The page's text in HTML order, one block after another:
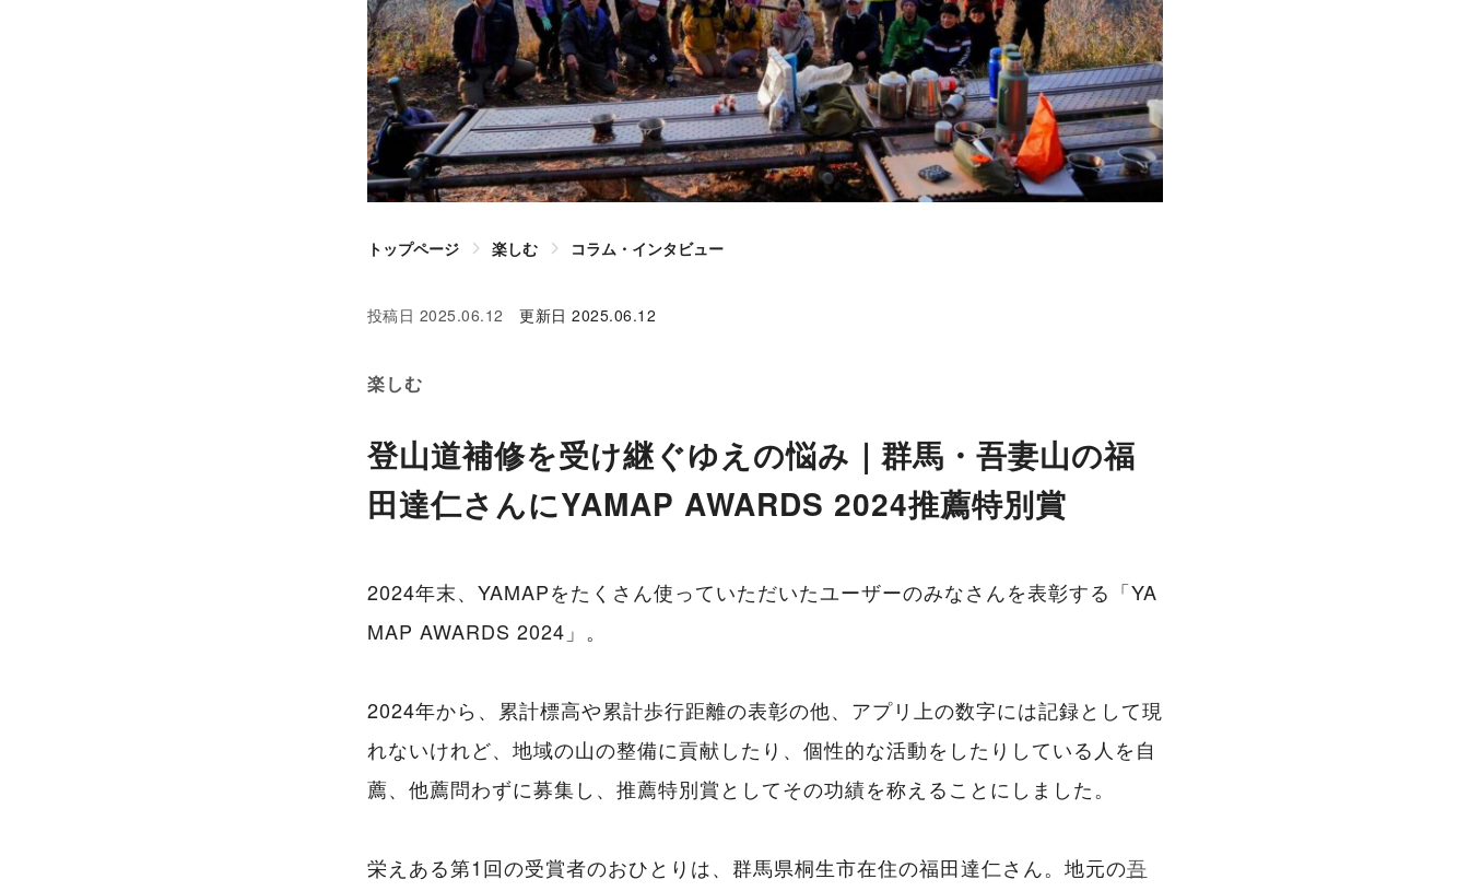
トップページ 楽しむ コラム・インタビュー
投稿日 2025.06.12 更新日 2025.06.12
楽しむ
登山道補修を受け継ぐゆえの悩み｜群馬・吾妻山の福
田達仁さんにYAMAP AWARDS 2024推薦特別賞
2024年末、YAMAPをたくさん使っていただいたユーザーのみなさんを表彰する「YA
MAP AWARDS 2024」。
2024年から、累計標高や累計歩行距離の表彰の他、アプリ上の数字には記録として現
れないけれど、地域の山の整備に貢献したり、個性的な活動をしたりしている人を自
薦、他薦問わずに募集し、推薦特別賞としてその功績を称えることにしました。
栄えある第1回の受賞者のおひとりは、群馬県桐生市在住の福田達仁さん。地元の吾